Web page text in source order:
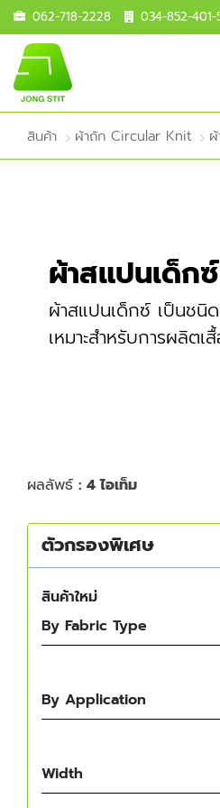
062-718-2228 034-852-401-
สินค้า ผ้าถัก Circular Knit
ผ้าสแปนเด็ก
ผ้าสแปนเด็กซ์ เป็นชนิ
เหมาะสำหรับการผลิต
ผลลัพธ์ : 4 ไอเท็ม
ตัวกรองพิเศษ
สินค้าใหม่
By Fabric Type
By Application
Width